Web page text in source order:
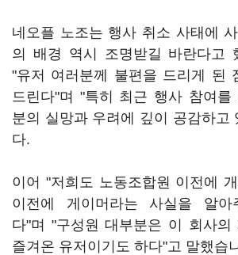
네오플 노조는 행사 취소 사태에
의 배경 역시 조명받길 바란다고
"유저 여러분께 불편을 드리게 된
드린다"며 "특히 최근 행사 참여를
분의 실망과 우려에 깊이 공감하고
다.
이어 "저희도 노동조합원 이전에
이전에 게이머라는 사실을 알아
다"며 "구성원 대부분은 이 회사의
즐겨온 유저이기도 하다"고 말했습